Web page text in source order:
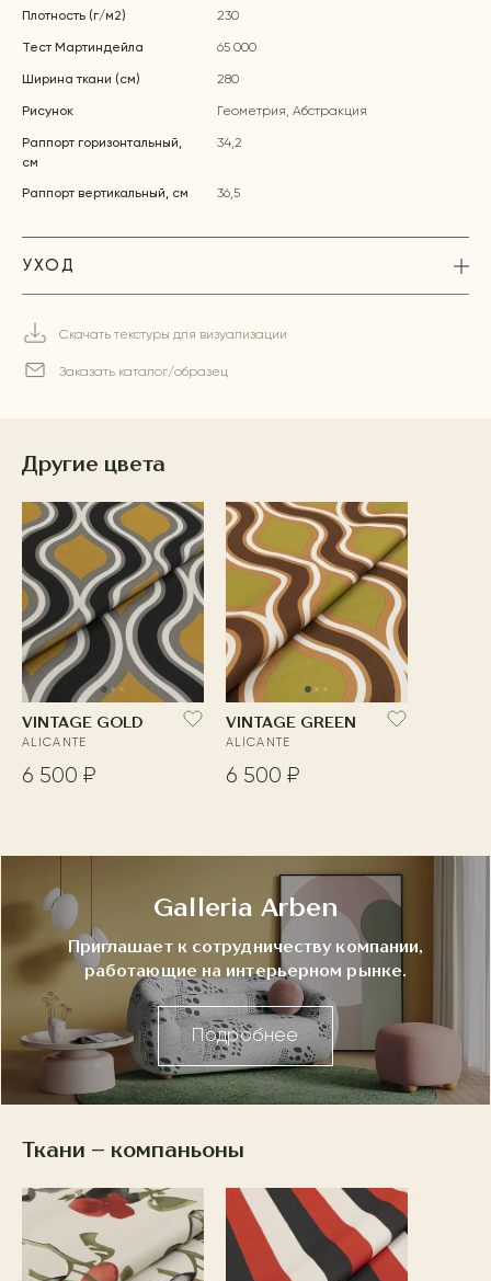
Плотность (г/м2) 230
Тест Мартиндейла 65 000
Ширина ткани (см) 280
Рисунок Геометрия, Абстракция
Раппорт горизонтальный,
см
34,2
Раппорт вертикальный, см 36,5
УХОД
Скачать текстуры для визуализации
Заказать каталог/образец
Другие цвета
VINTAGE GOLD
ALICANTE
6 500 ₽
VINTAGE GREEN
ALICANTE
6 500 ₽
Galleria Arben
Приглашает к сотрудничеству компании,
работающие на интерьерном рынке.
Подробнее
Ткани – компаньоны